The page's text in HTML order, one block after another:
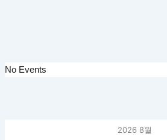
No Events
2026 8월